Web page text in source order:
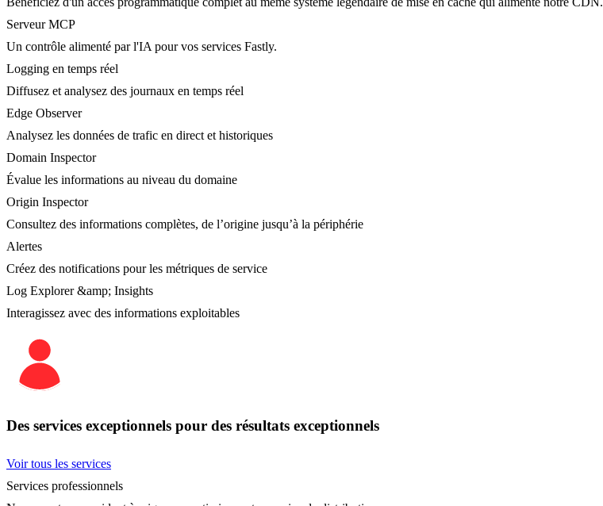
Serveur MCP
Un contrôle alimenté par l'IA pour vos services Fastly.
Logging en temps réel
Diffusez et analysez des journaux en temps réel
Edge Observer
Analysez les données de trafic en direct et historiques
Domain Inspector
Évalue les informations au niveau du domaine
Origin Inspector
Consultez des informations complètes, de l’origine jusqu’à la périphérie
Alertes
Créez des notifications pour les métriques de service
Log Explorer &amp; Insights
Interagissez avec des informations exploitables
Des services exceptionnels pour des résultats exceptionnels
Voir tous les services
Services professionnels